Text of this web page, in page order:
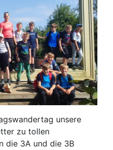
unsere
zu tollen
die 3A und die 3B